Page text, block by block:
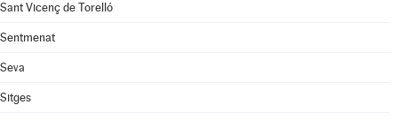
Sant Vicenç de Torelló
Sentmenat
Seva
Sitges